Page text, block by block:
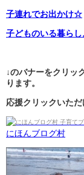
子連れでお出かけ☆
子どものいる暮らし
↓のバナーをクリッ
ります。
応援クリックいただ
にほんブログ村